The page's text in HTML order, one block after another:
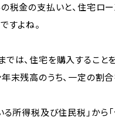
税金の支払いと、住宅ロ
すよね。
は、住宅を購入すること
末残高のうち、一定の割
る所得税及び住民税」か